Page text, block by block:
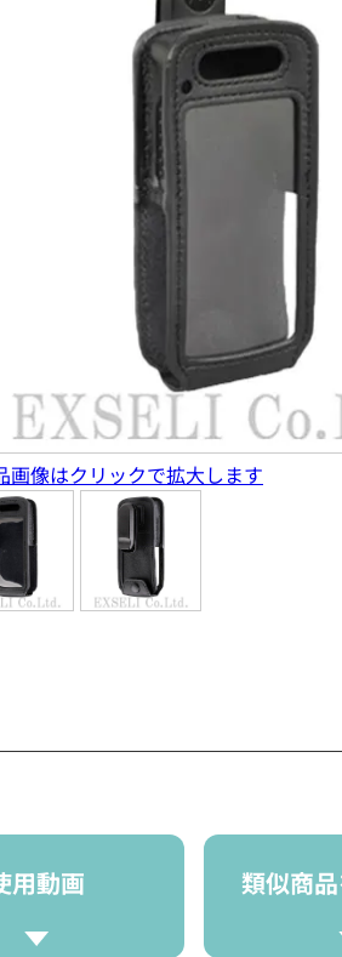
像はクリックで拡大します
用動画 類似商